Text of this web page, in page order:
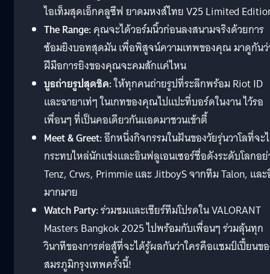
ไอเท็มสุดเอ็กคลูซีฟ ยาดมหงส์ไทย V25 Limited
The Range:คุณจะได้วอร์มนิ้วก่อนลงสนามจริงด้วยการ
ซ้อมยิงบอทสุดมัน เพื่อพิสูจน์ความเทพของคุณ มาดูกัน
ฝีมือการยิงของคุณจะคมสักแค่ไหน
บูธถ่ายรูปสุดชิค:ให้ทุกคนถ่ายรูปที่ระลึกพร้อม Riot ID
และฉายาเท่ๆ ในเกทของคุณไปแปะที่บอร์ดในงาน ไว้รอ
เพื่อนๆ ที่เป็นคอเดียวกันแอดมาชวนเข้าตี้
Meet & Greet:อีกหนึ่งกิจกรรมในฝันของวัยรุ่นวาโลที่จะ
กระทบไหล่นักแข่งและอินฟลูเอนเซอร์ชื่อดังระดับโลกอย่
Tenz, Crws, Primmie และ JitboyS จากทีม Talon, แล
มากมาย
Watch Party:ร่วมชมและเชียร์ทีมโปรดใน VALORANT
Masters Bangkok 2025 ไปพร้อมกับเพื่อนๆ ร่วมลุ้นทุก
วินาทีของการต่อสู้ที่จะได้รู้ผลกันว่าใครคือแชมป์เปี้ยนข
สมรภูมิกรุงเทพครั้งนี้!